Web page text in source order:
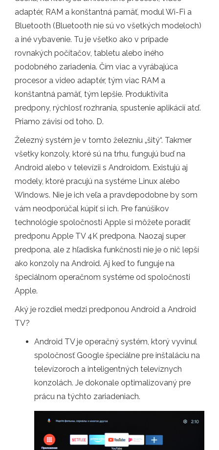
adaptér, RAM a konštantná pamäť, modul Wi-Fi a
Bluetooth (Bluetooth nie sú vo všetkých modeloch)
a iné vybavenie. Tu je všetko ako v prípade
rovnakých počítačov, tabletu alebo iného
podobného zariadenia. Čím viac a vyrábajúca
procesor a video adaptér, tým viac RAM a
konštantná pamäť, tým lepšie. Produktivita
predpony, rýchlosť rozhrania, spustenie aplikácií atď.
Priamo závisí od toho. D.
Železný systém je v tomto železniu „šitý“. Takmer
všetky konzoly, ktoré sú na trhu, fungujú buď na
Android alebo v televízii s Androidom. Existujú aj
modely, ktoré pracujú na systéme Linux alebo
Windows. Nie je ich veľa a pravdepodobne by som
vám neodporúčal kúpiť si ich. Pre fanúšikov
technológie spoločnosti Apple si môžete poradiť
predponu Apple TV 4K predpona. Naozaj super
predpona, ale z hľadiska funkčnosti nie je o nič lepší
ako konzoly na Android. Aj keď to funguje na
špeciálnom operačnom systéme od spoločnosti
Apple.
Aký je rozdiel medzi predponou Android a Android
TV?
Android TV je operačný systém, ktorý vyvinul
spoločnosť Google špeciálne pre inštaláciu na
televízoroch a inteligentných televíznych
konzolách. Je dokonale optimalizovaný pre
prácu na týchto zariadeniach.